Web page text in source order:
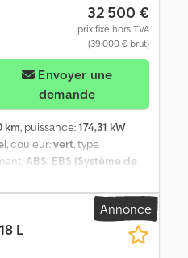
32 500 €
prix fixe hors TVA
(39 000 € brut)
demande
km, puissance:174,31 kW
, couleur:vert, type
ABS, EBS (Système de
électronique de
Annonce
L